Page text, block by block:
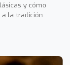
y cómo
la tradición.